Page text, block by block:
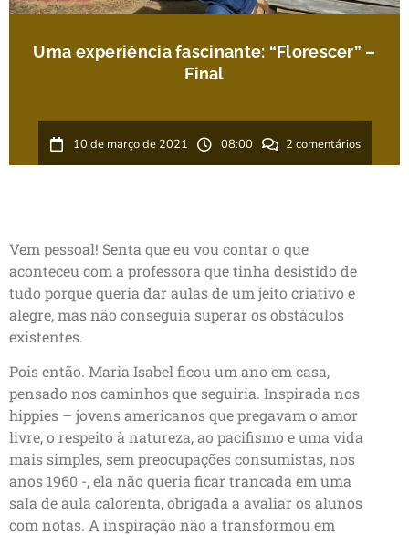
Uma experiência fascinante: “Florescer” –
Final
10 de março de 2021 08:00 2 comentários
Vem pessoal! Senta que eu vou contar o que
aconteceu com a professora que tinha desistido de
tudo porque queria dar aulas de um jeito criativo e
alegre, mas não conseguia superar os obstáculos
existentes.
Pois então. Maria Isabel ficou um ano em casa,
pensado nos caminhos que seguiria. Inspirada nos
hippies – jovens americanos que pregavam o amor
livre, o respeito à natureza, ao pacifismo e uma vida
mais simples, sem preocupações consumistas, nos
anos 1960 -, ela não queria ficar trancada em uma
sala de aula calorenta, obrigada a avaliar os alunos
com notas. A inspiração não a transformou em